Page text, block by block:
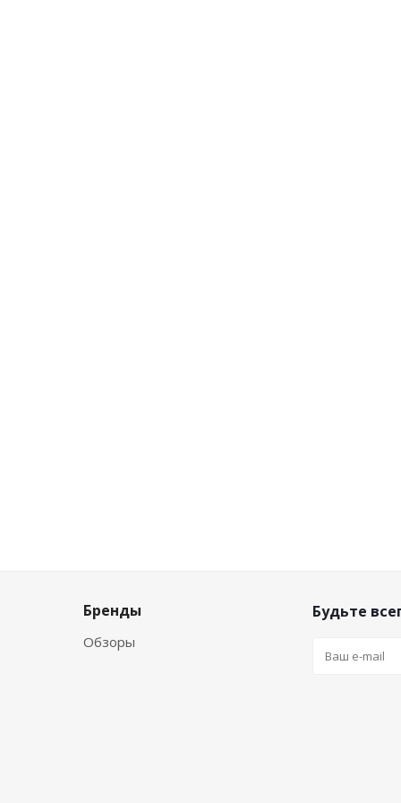
Бренды
Обзоры
Будьте